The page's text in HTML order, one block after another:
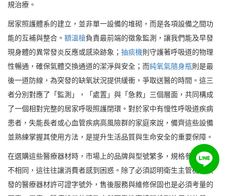
規治療。
居家照護體系的建立，並非單一設備的堆砌，而是各項設備之間功
能的互補與整合。 額溫槍負責最前端的徵象監測，讓我們能及早發
現身體的異常發炎反應或感染跡象； 抽痰機則守護著呼吸道的物理
性暢通，確保氣體交換通道的潔淨與安全；而純氧氣隨身瓶則是最
後一道防線，為突發的缺氧狀況提供緩衝，爭取送醫的時間。這三
者分別對應了「監測」，「處置」與「急救」三個層面，共同構成
了一個相對完整的居家呼吸照護閉環。對於家中有慢性呼吸道疾病
患者，失能長者或心血管疾病高風險群的家庭來說，備齊這些設備
並熟練掌握其使用方法，是提升生活品質與生命安全的重要保障。
在選購這些醫療器材時，市場上的品牌與型號繁多，規格參數也各
不相同，這往往讓消費者感到困惑。除了必須認明衛生主管機關核
發的醫療器材許可證字號外，售後服務與維修保固也是必須考量的